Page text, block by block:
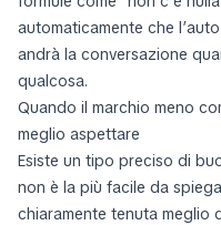
automaticamente che
andrà la conversazione
qualcosa.
Quando il marchio meno
meglio aspettare
Esiste un tipo preciso di
non è la più facile da
chiaramente tenuta meglio